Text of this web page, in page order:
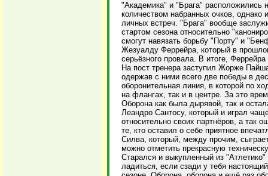
"Академика" и "Брага" расположились
количеством набранных очков,
личных встреч. "Брага" вообще
стартом сезона относительно
смогут навязать борьбу "Порту" и
Жезуалду Феррейра, который в
серьёзного провала. В итоге,
На пост тренера заступил Жорже
одержав с ними всего две победы в
оборонительная линия, в которой по
на флангах, так и в центре. За это
Оборона как была дырявой, так и
Леандро Сантосу, который и играл
относительно своих партнёров, а так
те, кто оставил о себе приятное
Силва, который, между прочим,
можно отметить прекрасную
Старался и выкупленный из
ладиться, если сзади у тебя